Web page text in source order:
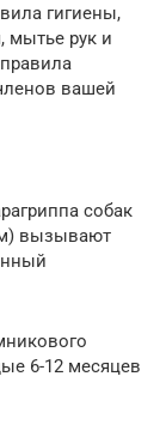
гигиены,
мытье рук и
вашей
собак
вызывают
6-12 месяцев